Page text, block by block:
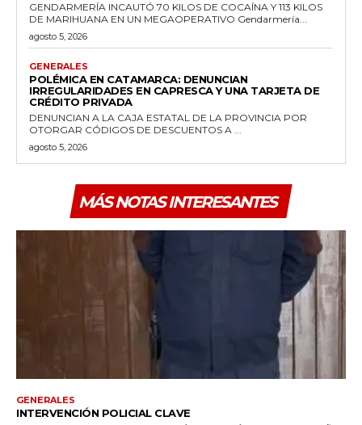
GENDARMERÍA INCAUTÓ 70 KILOS DE COCAÍNA Y 113 KILOS
DE MARIHUANA EN UN MEGAOPERATIVO Gendarmería...
agosto 5, 2026
GENERALES
POLÉMICA EN CATAMARCA: DENUNCIAN
IRREGULARIDADES EN CAPRESCA Y UNA TARJETA DE
CRÉDITO PRIVADA
DENUNCIAN A LA CAJA ESTATAL DE LA PROVINCIA POR
OTORGAR CÓDIGOS DE DESCUENTOS A ...
agosto 5, 2026
MÁS NOTAS INTERESANTES
GENERALES
INTERVENCIÓN POLICIAL CLAVE